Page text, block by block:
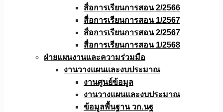
สื่อการเรียนการสอน 2/2566
สื่อการเรียนการสอน 1/2567
สื่อการเรียนการสอน 2/2567
สื่อการเรียนการสอน 1/2568
ฝ่ายแผนงานเเละความร่วมมือ
งานวางแผนเเละงบประมาณ
งานศูนย์ข้อมูล
งานวางแผนและงบประมาณ
ข้อมูลพื้นฐาน วก.นฐ